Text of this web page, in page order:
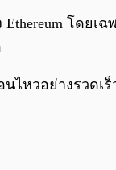
โดย
ไหวอย่างรวด